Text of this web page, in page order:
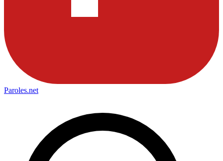
Paroles.net